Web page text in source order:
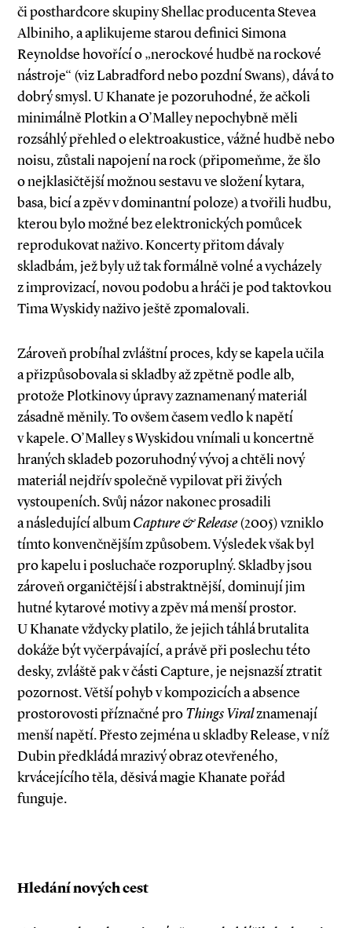
či posthard­core skupiny Shellac producenta Stevea
Albiniho, a aplikujeme starou definici Simona
Reynoldse hovořící o „nerockové hudbě na rockové
nástroje“ (viz Labradford nebo pozdní Swans), dává to
dobrý smysl. U Khanate je pozoruhodné, že ačkoli
minimálně Plotkin a O’Malley nepochybně měli
rozsáhlý přehled o elektroakustice, vážné hudbě nebo
noisu, zůstali napojení na rock (připomeňme, že šlo
o nejklasičtější možnou sestavu ve složení kytara,
basa, bicí a zpěv v dominantní poloze) a tvořili hudbu,
kterou bylo možné bez elektronických pomůcek
reprodukovat naživo. Koncerty přitom dávaly
skladbám, jež byly už tak formálně volné a vycházely
z improvizací, novou podobu a hráči je pod taktovkou
Tima Wyskidy naživo ještě zpomalovali.
Zároveň probíhal zvláštní proces, kdy se kapela učila
a přizpůsobovala si skladby až zpětně podle alb,
protože Plotkinovy úpravy zaznamenaný materiál
zásadně měnily. To ovšem časem vedlo k napětí
v kapele. O’Malley s Wyskidou vnímali u koncertně
hraných skladeb pozoruhodný vývoj a chtěli nový
materiál nejdřív společně vypilovat při živých
vystoupeních. Svůj názor nakonec prosadili
a následující albumCapture & Release(2005) vzniklo
tímto konvenčnějším způsobem. Výsledek však byl
pro kapelu i posluchače rozporuplný. Skladby jsou
zároveň organičtější i abstraktnější, dominují jim
hutné kytarové motivy a zpěv má menší prostor.
U Khanate vždycky platilo, že jejich táhlá brutalita
dokáže být vyčerpávající, a právě při poslechu této
desky, zvláště pak v části Capture, je nejsnazší ztratit
pozornost. Větší pohyb v kompozicích a absence
prostorovosti příznačné proThings Viralznamenají
menší napětí. Přesto zejména u skladby Release, v níž
Dubin předkládá mrazivý obraz otevřeného,
krvácejícího těla, děsivá magie Khanate pořád
funguje.
Hledání nových cest